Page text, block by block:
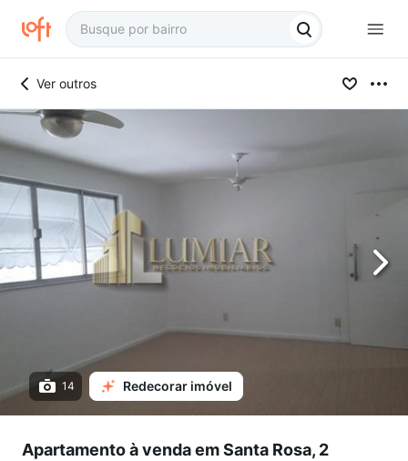
Ver outros
14 Redecorar imóvel
Apartamento à venda em Santa Rosa, 2